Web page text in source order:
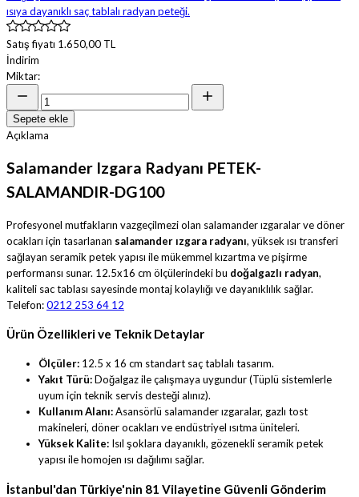
Satış fiyatı 1.650,00 TL
İndirim
Miktar:
Sepete ekle
Açıklama
Salamander Izgara Radyanı PETEK-
SALAMANDIR-DG100
Profesyonel mutfakların vazgeçilmezi olan salamander ızgaralar ve döner
ocakları için tasarlanan salamander ızgara radyanı, yüksek ısı transferi
sağlayan seramik petek yapısı ile mükemmel kızartma ve pişirme
performansı sunar. 12.5x16 cm ölçülerindeki bu doğalgazlı radyan,
kaliteli sac tablası sayesinde montaj kolaylığı ve dayanıklılık sağlar.
Telefon:0212 253 64 12
Ürün Özellikleri ve Teknik Detaylar
Ölçüler: 12.5 x 16 cm standart saç tablalı tasarım.
Yakıt Türü:Doğalgaz ile çalışmaya uygundur (Tüplü sistemlerle
uyum için teknik servis desteği alınız).
Kullanım Alanı:Asansörlü salamander ızgaralar, gazlı tost
makineleri, döner ocakları ve endüstriyel ısıtma üniteleri.
Yüksek Kalite: Isıl şoklara dayanıklı, gözenekli seramik petek
yapısı ile homojen ısı dağılımı sağlar.
İstanbul'dan Türkiye'nin 81 Vilayetine Güvenli Gönderim